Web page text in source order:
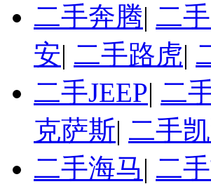
二手奔腾| 二
安| 二手路虎|
二手JEEP| 二
克萨斯| 二手
二手海马| 二